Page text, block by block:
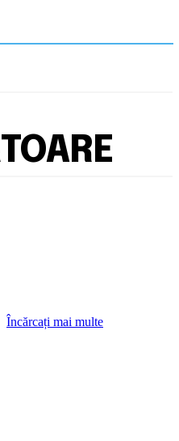
Încărcați mai multe